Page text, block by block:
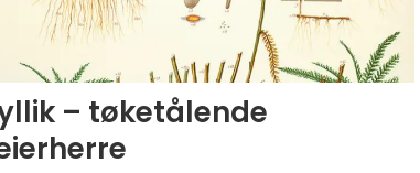
– tøketålende